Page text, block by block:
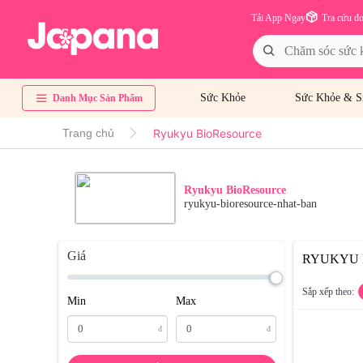
Tra cứu
Tải App Ngay
Danh Mục Sản Phẩm Sức Khỏe Sức Khỏe &
Trang chủ Ryukyu BioResource
Ryukyu BioResource
ryukyu-bioresource-nhat-ban
Giá
Min
đ
Max
đ
RYUKYU
Sắp xếp theo: